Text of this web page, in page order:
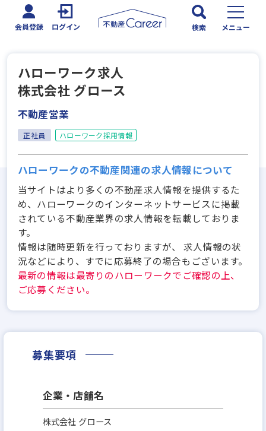
会員登録 ログイン 検索 メニュー
ハローワーク求人
株式会社 グロース
不動産営業
正社員 ハローワーク採用情報
ハローワークの不動産関連の求人情報について
当サイトはより多くの不動産求人情報を提供するた
め、ハローワークのインターネットサービスに掲載
されている不動産業界の求人情報を転載しておりま
す。
情報は随時更新を行っておりますが、 求人情報の状
況などにより、すでに応募終了の場合もございます。
最新の情報は最寄りのハローワークでご確認の上、
ご応募ください。
募集要項
企業・店舗名
株式会社 グロース